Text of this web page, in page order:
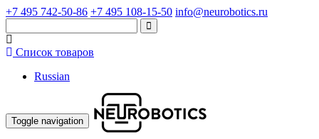
+7 495 742-50-86 +7 495 108-15-50 info@neurobotics.ru
Список товаров
Russian
Toggle navigation